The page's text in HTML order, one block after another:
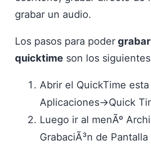
grabar un audio.
Los pasos para poder
quicktime son los
Abrir el QuickTime
Aplicaciones->Quick
Luego ir al menÃº
GrabaciÃ³n de Pantalla